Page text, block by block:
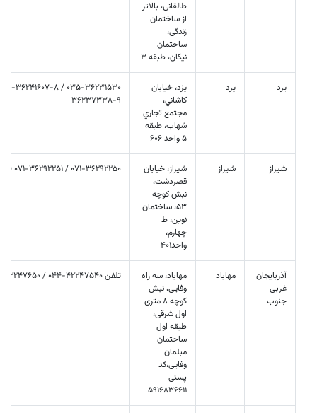
طالقانی، بالاتر
از ساختمان
زندگی،
ساختمان
نیکان، طبقه 3
یزد یزد
يزد، خيابان
كاشاني،
مجتمع تجاري
شهاب، طبقه
٥ واحد ٦٠٦
36237338-9
شيراز شیراز
شیراز، خیابان
قصردشت،
نبش کوچه
53، ساختمان
نوین، ط
چهارم،
واحد401
071-36292250 / 071-36292251 (فکس)
آذربایجان
غربی
جنوب
مهاباد
مهاباد، سه راه
وفایی، نبش
کوچه 8 متری
اول شرقی،
طبقه اول
ساختمان
مبلمان
وفایی،کد
پستی
5916836611
تلفن 42247540-044 / 42247650-044